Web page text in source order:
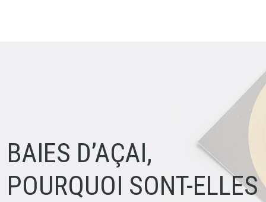
BAIES D’AÇAI,
POURQUOI SONT-ELLES